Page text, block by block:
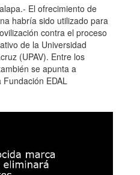
El ofrecimiento de
habría sido utilizado para
contra el proceso
de la Universidad
(UPAV). Entre los
se apunta a
EDAL